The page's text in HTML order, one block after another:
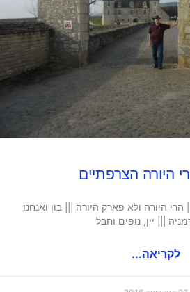
היורה הצרפתיים
הרי היורה ולא פארק היורה ||| בון ואנחנו
||| יין, נופים וחבל
לקריאה...